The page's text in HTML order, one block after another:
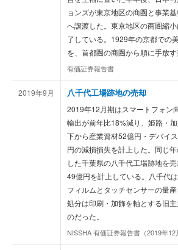
ョンズが東京地区の商圏と事業
へ譲渡した。東京地区の商圏縮
了している。1929年の京都での
を、首都圏の商圏から順に手放す
有価証券報告書
2019年9月 八千代工場跡地の売却
2019年12月期はスマートフォン
輸出が前年比18%減り、姫路・
下から産業資材52億円・デバイ
円の減損損失を計上した。同じ
した千葉県の八千代工場跡地を
49億円を計上している。八千代
フィルムとタッチセンサーの量
処分は印刷・加飾を軸とする旧
のだった。
NISSHA 有価証券報告書（2019年12